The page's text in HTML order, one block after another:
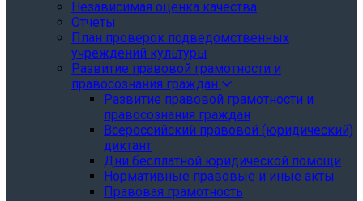
Независимая оценка качества
Отчеты
План проверок подведомственных
учреждений культуры
Развитие правовой грамотности и
правосознания граждан
Развитие правовой грамотности и
правосознания граждан
Всероссийский правовой (юридический)
диктант
Дни бесплатной юридической помощи
Нормативные правовые и иные акты
Правовая грамотность